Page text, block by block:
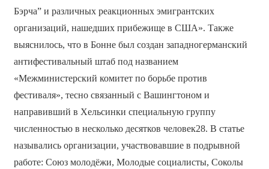
Бэрча” и различных реакционных эмигрантских
организаций, нашедших прибежище в США». Также
выяснилось, что в Бонне был создан западногерманский
антифестивальный штаб под названием
«Межминистерский комитет по борьбе против
фестиваля», тесно связанный с Вашингтоном и
направивший в Хельсинки специальную группу
численностью в несколько десятков человек28. В статье
назывались организации, участвовавшие в подрывной
работе: Союз молодёжи, Молодые социалисты, Соколы